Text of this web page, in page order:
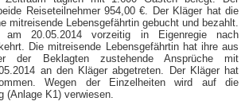
Reiseteilnehmer 954,00 €. Der Kläger hat die
mitreisende Lebensgefährtin gebucht und bezahlt.
am 20.05.2014 vorzeitig in Eigenregie nach
Die mitreisende Lebensgefährtin hat ihre aus
der Beklagten zustehende Ansprüche mit
an den Kläger abgetreten. Der Kläger hat
Wegen der Einzelheiten wird auf die
(Anlage K1) verwiesen.